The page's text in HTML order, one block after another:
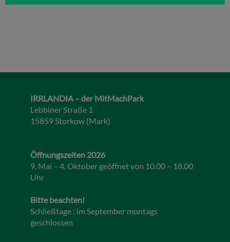
IRRLANDIA – der MitMachPark
Lebbiner Straße 1
15859 Storkow (Mark)
Öffnungszeiten 2026
9. Mai – 4. Oktober geöffnet von 10.00 – 18.00
Uhr
Bitte beachten!
Schließtage : im September montags
geschlossen